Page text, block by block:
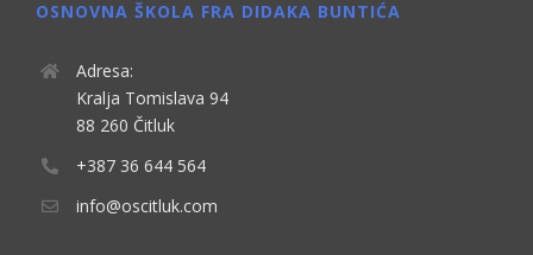
OSNOVNA ŠKOLA FRA DIDAKA BUNTIĆA
Adresa:
Kralja Tomislava 94
88 260 Čitluk
+387 36 644 564
info@oscitluk.com